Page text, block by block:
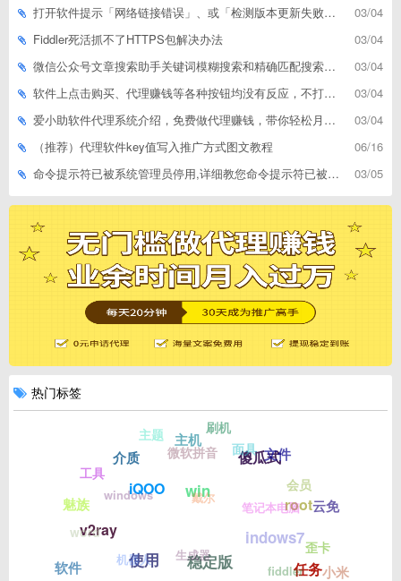
03/04
打开软件提示「网络链接错误」、或「检测版本更新失败」等网络问题解决方案
03/04
Fiddler死活抓不了HTTPS包解决办法
03/04
微信公众号文章搜索助手关键词模糊搜索和精确匹配搜索的区别
03/04
软件上点击购买、代理赚钱等各种按钮均没有反应，不打开相应网址怎么解决
03/04
爱小助软件代理系统介绍，免费做代理赚钱，带你轻松月收入过万
06/16
（推荐）代理软件key值写入推广方式图文教程
03/05
命令提示符已被系统管理员停用,详细教您命令提示符已被系统管理员停用怎么办
热门标签
稳定版
使用
indows7
win
iQOO
v2ray
任务
root
傻瓜式
主机
介质
魅族
软件 小米
云免
文件
刷机
主题
工具
word
歪卡
会员
面具
微软拼音
windows
机器人
fiddler
笔记本电脑
戴尔
生成器